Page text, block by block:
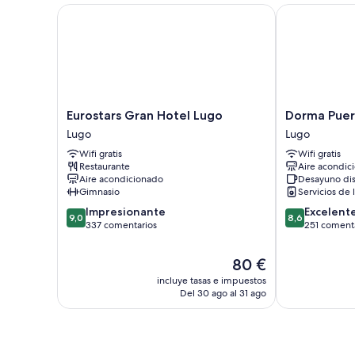
Eurostars
Gran
Hotel
Lugo
Lugo
Eurostars Gran Hotel Lugo
Lugo
Wifi gratis
Restaurante
Aire acondicionado
Gimnasio
9.0
sobre
9,0 Impresionante
337 comentarios
El
precio
actual
80 €
incluye tasas e impuestos
Del 30 ago al 31 ago
Eurostars Gran Hotel Lugo
Dorma
Puerta
de
San
Pedro
Lugo
Dorma
Lugo
Wifi gratis
Aire
Desayuno
Servicios de
8.6
sobre
8,6
251
Dorma Puerta